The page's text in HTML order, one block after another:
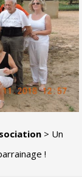
> Un
!